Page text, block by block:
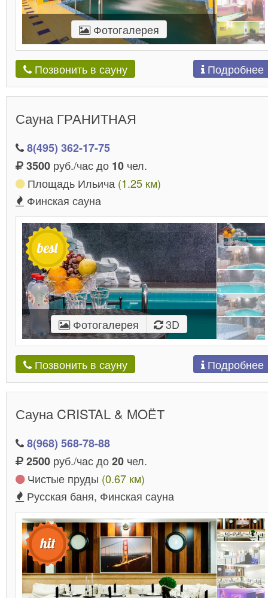
Фотогалерея
Позвонить в сауну Подробнее
Сауна ГРАНИТНАЯ
8(495) 362-17-75
3500 руб./час до 10 чел.
Площадь Ильича (1.25 км)
Финская сауна
Фотогалерея 3D
Позвонить в сауну Подробнее
Сауна CRISTAL & MOЁТ
8(968) 568-78-88
2500 руб./час до20 чел.
Чистые пруды (0.67 км)
Русская баня, Финская сауна